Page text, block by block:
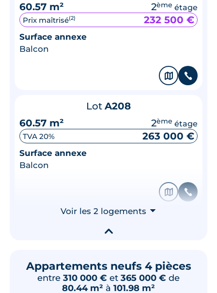
60.57 m²
2ème étage
Prix maîtrisé(2) 232 500 €
Surface annexe
Balcon
🗞 📞
Lot A208
60.57 m²
2ème étage
TVA 20% 263 000 €
Surface annexe
Balcon
🗞 📞
Voir les 2 logements ⮟
▾
Appartements neufs 4 pièces
entre 310 000 € et 365 000 € de
80.44 m² à 101.98 m²